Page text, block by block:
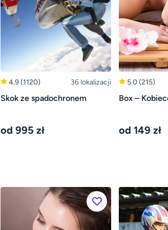
4.9(1120) 36 lokalizacji
Skok ze spadochronem
od 995 zł
5.0(215)
Box –
od 149 zł